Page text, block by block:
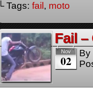
└ Tags: fail , moto
Fail
Nov
02
By